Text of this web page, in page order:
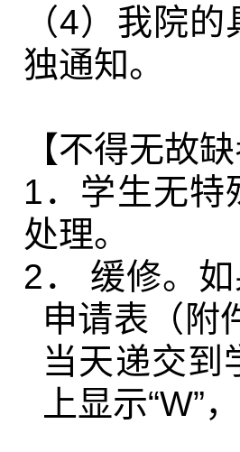
（4）我院的
独通知。
【不得无故缺
1 ．学生无
处理。
2 ． 缓修。
申请表（附
当天递交到
上显示“W”